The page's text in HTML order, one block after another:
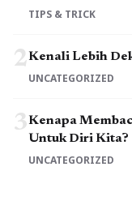
TIPS & TRICK
2Kenali Lebih
UNCATEGORIZED
3Kenapa
Untuk Diri Kita?
UNCATEGORIZED